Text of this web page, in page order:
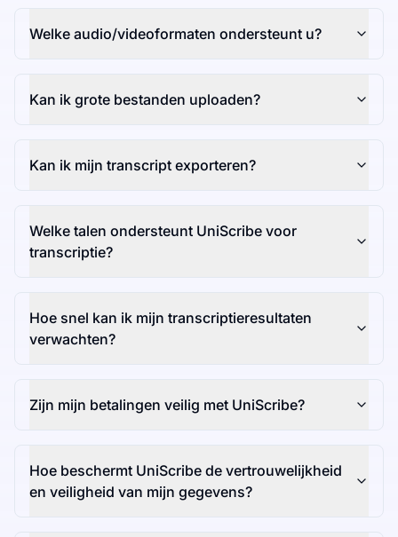
Welke audio/videoformaten ondersteunt u?
Kan ik grote bestanden uploaden?
Kan ik mijn transcript exporteren?
Welke talen ondersteunt UniScribe voor
transcriptie?
Hoe snel kan ik mijn transcriptieresultaten
verwachten?
Zijn mijn betalingen veilig met UniScribe?
Hoe beschermt UniScribe de vertrouwelijkheid
en veiligheid van mijn gegevens?